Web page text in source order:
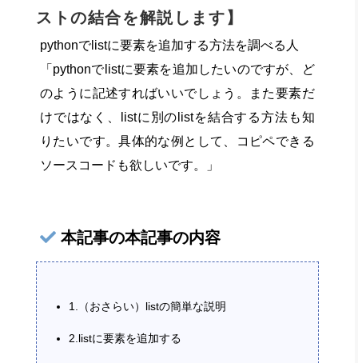
ストの結合を解説します】
pythonでlistに要素を追加する方法を調べる人
「pythonでlistに要素を追加したいのですが、ど
のように記述すればいいでしょう。また要素だ
けではなく、listに別のlistを結合する方法も知
りたいです。具体的な例として、コピペできる
ソースコードも欲しいです。」
本記事の本記事の内容
1.（おさらい）listの簡単な説明
2.listに要素を追加する